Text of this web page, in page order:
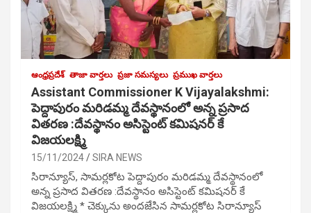
ఆంధ్రప్రదేశ్ తాజా వార్తలు ప్రజా సమస్యలు ప్రముఖ వార్తలు
Assistant Commissioner K Vijayalakshmi:
పెద్దాపురం మరిడమ్మ దేవస్థానంలో అన్న ప్రసాద
వితరణ :దేవస్థానం అసిస్టెంట్ కమిషనర్ కే
విజయలక్ష్మి
15/11/2024 SIRA NEWS
సిరాన్యూస్, సామర్లకోట పెద్దాపురం మరిడమ్మ దేవస్థానంలో
అన్న ప్రసాద వితరణ :దేవస్థానం అసిస్టెంట్ కమిషనర్ కే
విజయలక్ష్మి * చెక్కును అందజేసిన సామర్లకోట సిరాన్యూస్